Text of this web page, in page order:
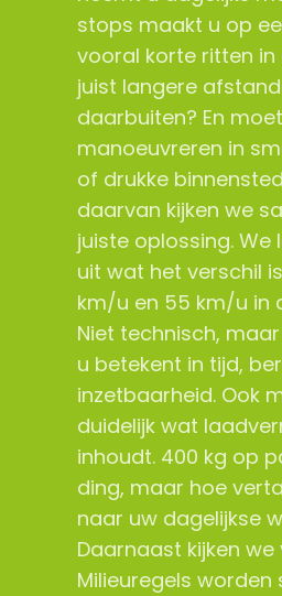
stops maakt u op
vooral korte ritten
juist langere
daarbuiten? En
manoeuvreren in
of drukke
daarvan kijken we
juiste oplossing. We
uit wat het verschil
km/u en 55 km/u in
Niet technisch,
u betekent in tijd,
inzetbaarheid. Ook
duidelijk wat
inhoudt. 400 kg op
ding, maar hoe
naar uw dagelijkse
Daarnaast kijken we
Milieuregels worden